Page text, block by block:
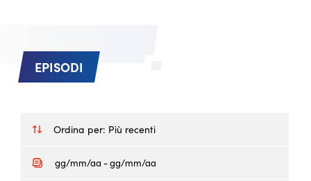
EPISODI
Ordina per: Più recenti